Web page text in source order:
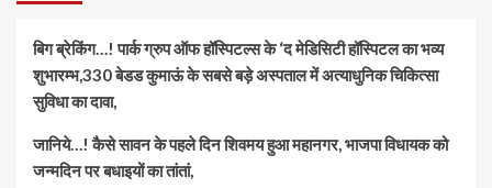
बिग ब्रेकिंग…! पार्क ग्रुप ऑफ हॉस्पिटल्स के ‘द मेडिसिटी हॉस्पिटल का भव्य
शुभारम्भ,330 बेडड कुमाऊं के सबसे बड़े अस्पताल में अत्याधुनिक चिकित्सा
सुविधा का दावा,
जानिये…! कैसे सावन के पहले दिन शिवमय हुआ महानगर, भाजपा विधायक को
जन्मदिन पर बधाइयों का तांतां,